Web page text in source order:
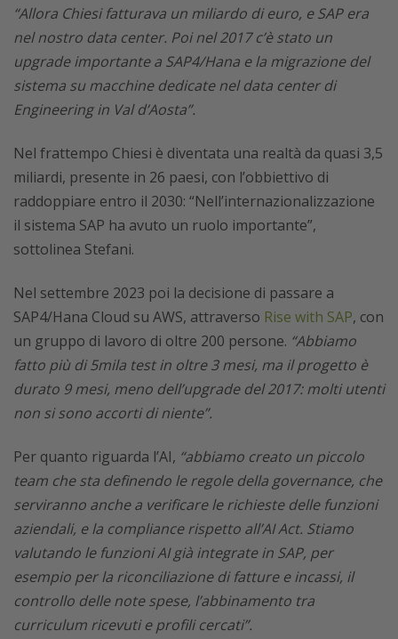
“Allora Chiesi fatturava un miliardo di euro, e SAP era
nel nostro data center. Poi nel 2017 c’è stato un
upgrade importante a SAP4/Hana e la migrazione del
sistema su macchine dedicate nel data center di
Engineering in Val d’Aosta”.
Nel frattempo Chiesi è diventata una realtà da quasi 3,5
miliardi, presente in 26 paesi, con l’obbiettivo di
raddoppiare entro il 2030: “Nell’internazionalizzazione
il sistema SAP ha avuto un ruolo importante”,
sottolinea Stefani.
Nel settembre 2023 poi la decisione di passare a
SAP4/Hana Cloud su AWS, attraverso Rise with SAP, con
un gruppo di lavoro di oltre 200 persone. “Abbiamo
fatto più di 5mila test in oltre 3 mesi, ma il progetto è
durato 9 mesi, meno dell’upgrade del 2017: molti utenti
non si sono accorti di niente”.
Per quanto riguarda l’AI, “abbiamo creato un piccolo
team che sta definendo le regole della governance, che
serviranno anche a verificare le richieste delle funzioni
aziendali, e la compliance rispetto all’AI Act. Stiamo
valutando le funzioni AI già integrate in SAP, per
esempio per la riconciliazione di fatture e incassi, il
controllo delle note spese, l’abbinamento tra
curriculum ricevuti e profili cercati”.